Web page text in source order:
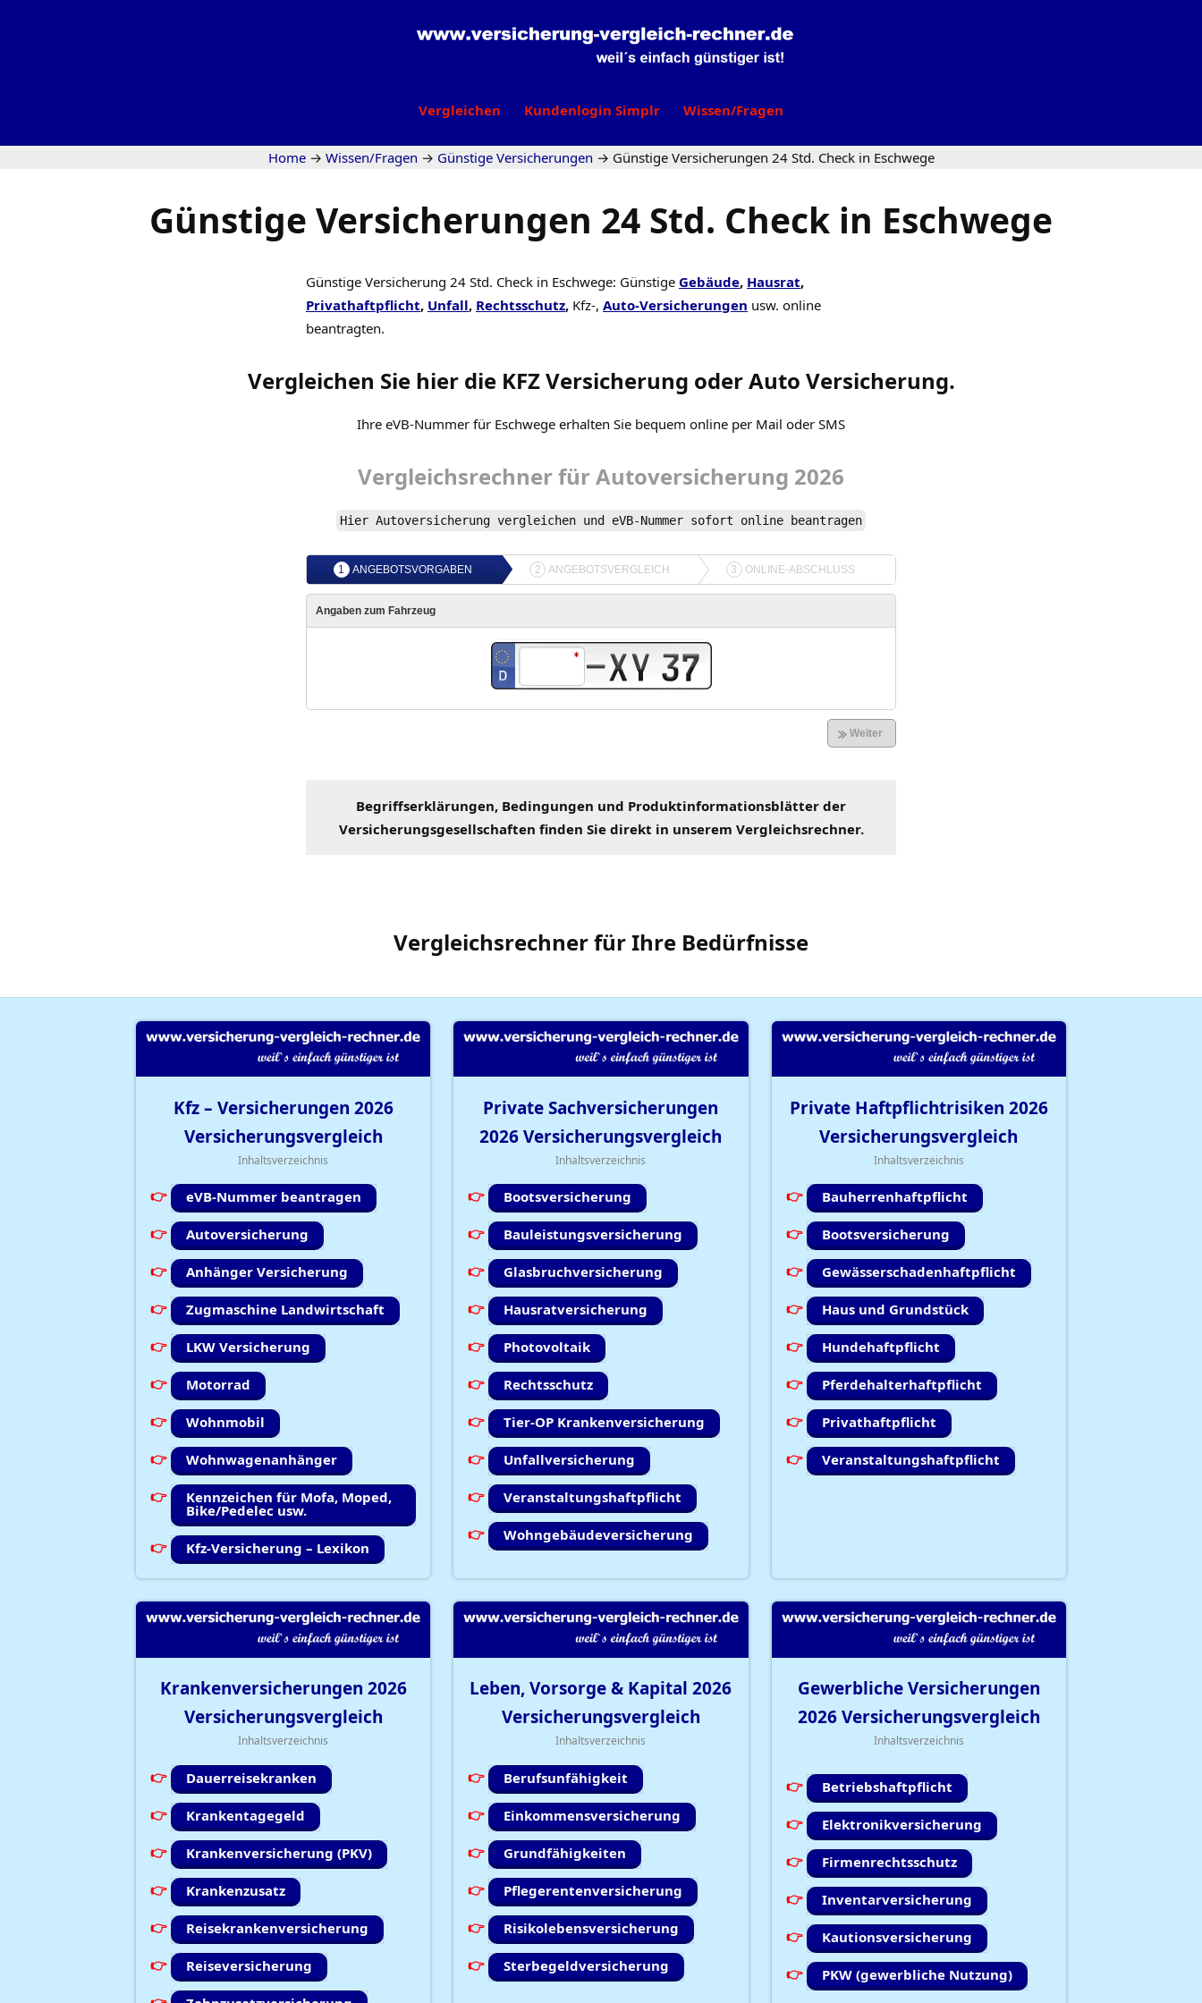
Vergleichen Kundenlogin Simplr Wissen/Fragen
Home → Wissen/Fragen → Günstige Versicherungen → Günstige Versicherungen 24 Std. Check in Eschwege
Günstige Versicherungen 24 Std. Check in Eschwege
Günstige Versicherung 24 Std. Check in Eschwege: Günstige Gebäude, Hausrat,
Privathaftpflicht, Unfall, Rechtsschutz, Kfz-, Auto-Versicherungen usw. online
beantragten.
Vergleichen Sie hier die KFZ Versicherung oder Auto Versicherung.
Ihre eVB-Nummer für Eschwege erhalten Sie bequem online per Mail oder SMS
VergleichsrechnerfürAutoversicherung 2026
Hier Autoversicherung vergleichen und eVB-Nummer sofort online beantragen
Begriffserklärungen, Bedingungen und Produktinformationsblätter der
Versicherungsgesellschaften finden Sie direkt in unserem Vergleichsrechner.
Vergleichsrechnerfür Ihre Bedürfnisse
Kfz – Versicherungen 2026
Versicherungsvergleich
Inhaltsverzeichnis
eVB-Nummer beantragen
Autoversicherung
Anhänger Versicherung
Zugmaschine Landwirtschaft
LKW Versicherung
Motorrad
Wohnmobil
Wohnwagenanhänger
Kennzeichen für Mofa, Moped,
Bike/Pedelec usw.
Kfz-Versicherung – Lexikon
Private Sachversicherungen
2026Versicherungsvergleich
Inhaltsverzeichnis
Bootsversicherung
Bauleistungsversicherung
Glasbruchversicherung
Hausratversicherung
Photovoltaik
Rechtsschutz
Tier-OP Krankenversicherung
Unfallversicherung
Veranstaltungshaftpflicht
Wohngebäudeversicherung
Private Haftpflichtrisiken 2026
Versicherungsvergleich
Inhaltsverzeichnis
Bauherrenhaftpflicht
Bootsversicherung
Gewässerschadenhaftpflicht
Haus und Grundstück
Hundehaftpflicht
Pferdehalterhaftpflicht
Privathaftpflicht
Veranstaltungshaftpflicht
Krankenversicherungen 2026
Versicherungsvergleich
Inhaltsverzeichnis
Dauerreisekranken
Krankentagegeld
Krankenversicherung (PKV)
Krankenzusatz
Reisekrankenversicherung
Reiseversicherung
Leben, Vorsorge & Kapital2026
Versicherungsvergleich
Inhaltsverzeichnis
Berufsunfähigkeit
Einkommensversicherung
Grundfähigkeiten
Pflegerentenversicherung
Risikolebensversicherung
Sterbegeldversicherung
Gewerbliche Versicherungen
2026Versicherungsvergleich
Inhaltsverzeichnis
Betriebshaftpflicht
Elektronikversicherung
Firmenrechtsschutz
Inventarversicherung
Kautionsversicherung
PKW (gewerbliche Nutzung)